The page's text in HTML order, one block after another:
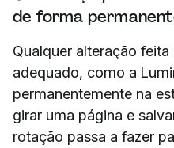
de forma
Qualquer alteração
adequado, como a
permanentemente na
girar uma página e
rotação passa a fazer